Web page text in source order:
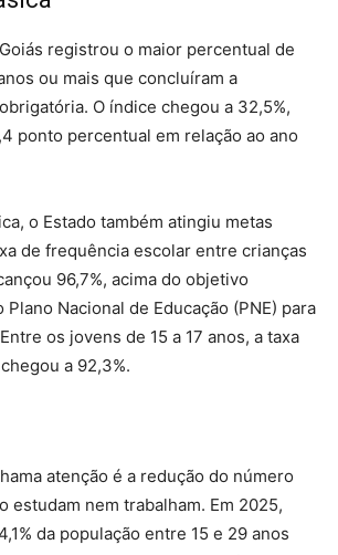
registrou o maior percentual de
ou mais que concluíram a
O índice chegou a 32,5%,
ponto percentual em relação ao ano
o Estado também atingiu metas
de frequência escolar entre crianças
96,7%, acima do objetivo
Nacional de Educação (PNE) para
os jovens de 15 a 17 anos, a taxa
a 92,3%.
atenção é a redução do número
estudam nem trabalham. Em 2025,
da população entre 15 e 29 anos